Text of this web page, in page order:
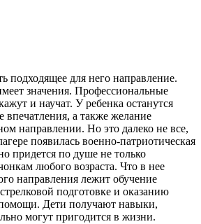
подходящее для него направление.
значения. Профессиональные
и научат. У ребенка останутся
впечатления, а также желание
направлении. Но это далеко не все,
появилась военно-патриотическая
придется по душе не только
любого возраста. Что в нее
направления лежит обучение
подготовке и оказанию
Дети получают навыки,
могут пригодится в жизни.